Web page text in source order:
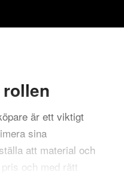
är ett viktigt
sina
att material och
och med rätt